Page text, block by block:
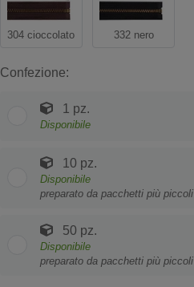
304 cioccolato 332 nero
Confezione:
1 pz.
Disponibile
10 pz.
Disponibile
preparato da pacchetti più piccoli
50 pz.
Disponibile
preparato da pacchetti più piccoli